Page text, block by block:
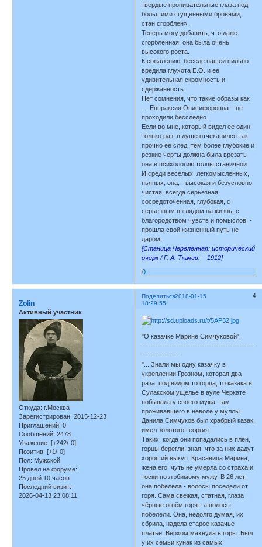
твердые проницательные глаза под
большими сгущенными бровями,
стан сгорблен».
Теперь могу добавить, что даже
сгорбленная, она была очень
высокого роста.
К сожалению, беседе нашей сильно
вредила глухота Е.О. и ее
удивительная скромность и
сдержанность.
Нет сомнения, что такие образы как
… Евпраксия Онисифоровна – не
проходили бесследно.
Если во мне, который видел ее один
только раз, в душе отчеканился так
прочно ее след, тем более глубокие и
резкие черты должна была врезать
она в психологию толпы станичной.
И среди веселых, легкомысленных,
пьяных, она, - высокая и безусловно
чистая, всегда серьезная,
сосредоточенная, глубокая, с
серьезным взглядом на жизнь, с
благородством чувств и помыслов, -
прошла свой жизненный путь не
даром.
[Станица Червленная: исторический
очерк / Г. А. Ткачев. – 1912]
0
Поделиться 4
2018-01-15
18:29:55
Zolin
Активный участник
Откуда: г.Москва
Зарегистрирован: 2015-12-23
Приглашений: 0
Сообщений: 2478
Уважение: [+242/-0]
Позитив: [+1/-0]
Пол: Мужской
Провел на форуме:
25 дней 10 часов
Последний визит:
2026-04-13 23:08:11
"О казачке Марине Симчуковой".
-------------------------------------------------
-----------------
"... Знали мы одну казачку в
укреплении Грозном, которая два
раза, под видом то горца, то казака в
Сулакском ущелье в ауле Черкате
побывала у своего мужа, там
проживавшего в неволе у муллы.
Данила Симчуков был храбрый казак,
имел золотого Георгия.
Таких, когда они попадались в плен,
горцы берегли, зная, что за них дадут
хороший выкуп. Красавица Марина,
жена его, чуть не умерла со страха и
тоски по любимому мужу. В 26 лет
она побелела - волосы поседели от
горя. Сама свежая, статная, глаза
чёрные огнём горят, а волосы
побелели. Она, недолго думая, их
сбрила, надела старое казачье
платье. Верхом махнула в горы. Был
у их семьи кунак из самых